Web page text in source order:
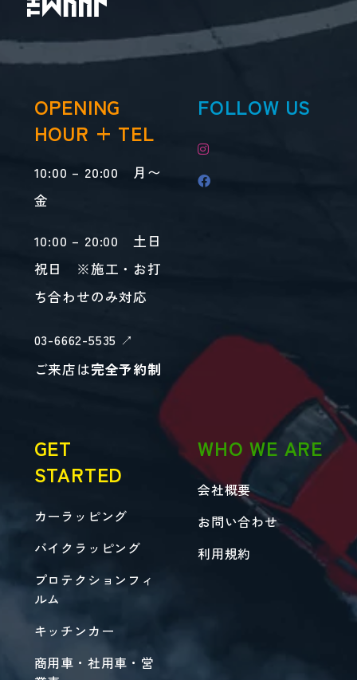
OPENING
HOUR + TEL
10:00 – 20:00 月〜
金
10:00 – 20:00 土日
祝日 ※施工・お打
ち合わせのみ対応
03-6662-5535 ↗︎
ご来店は完全予約制
FOLLOW US
GET
STARTED
カーラッピング
バイクラッピング
プロテクションフィ
ルム
キッチンカー
商用車・社用車・営
WHO WE ARE
会社概要
お問い合わせ
利用規約